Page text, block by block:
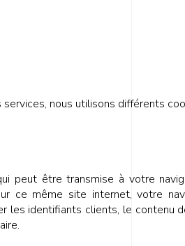
nous utilisons différents
peut être transmise à votre
ce même site internet, votre
les identifiants clients, le contenu